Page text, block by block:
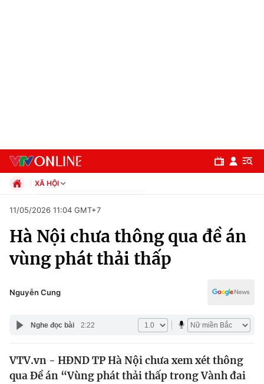
Chuyên mục
Chính trị
Xã hội
XÃ HỘI
Xã hội
Pháp luật
Kinh tế
Thể thao
Văn hóa - Giải trí
Đời sống
Giáo dục
11/05/2026 11:04 GMT+7
Hà Nội chưa thông qua đề án
vùng phát thải thấp
Nguyễn Cung
Nghe đọc bài 2:22
VTV.vn - HĐND TP Hà Nội chưa xem xét thông
qua Đề án “Vùng phát thải thấp trong Vành đai